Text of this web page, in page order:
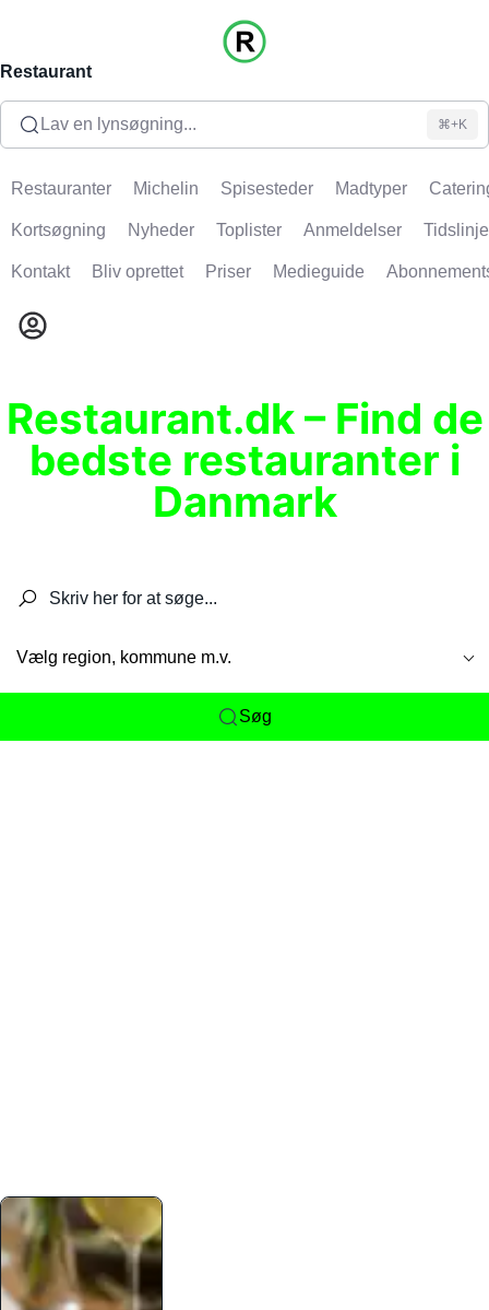
Restaurant
Lav en lynsøgning... ⌘+K
Restauranter Michelin Spisesteder Madtyper
Kortsøgning Nyheder Toplister Anmeldelser Tidslinje
Kontakt Bliv oprettet Priser Medieguide
Restaurant.dk – Find de
bedste restauranter i
Danmark
Vælg region, kommune m.v.
Søg